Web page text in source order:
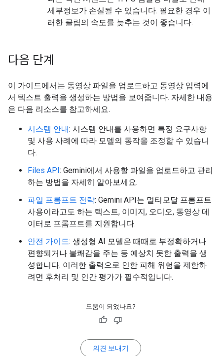
세부정보가 손실될 수 있습니다. 필요한 경우 이
러한 클립의 속도를 늦추는 것이 좋습니다.
다음 단계
이 가이드에서는 동영상 파일을 업로드하고 동영상 입력에
서 텍스트 출력을 생성하는 방법을 보여줍니다. 자세한 내용
은 다음 리소스를 참고하세요.
시스템 안내: 시스템 안내를 사용하면 특정 요구사항
및 사용 사례에 따라 모델의 동작을 조정할 수 있습니
다.
Files API: Gemini에서 사용할 파일을 업로드하고 관리
하는 방법을 자세히 알아보세요.
파일 프롬프트 전략: Gemini API는 멀티모달 프롬프트
사용이라고도 하는 텍스트, 이미지, 오디오, 동영상 데
이터로 프롬프트를 지원합니다.
안전 가이드: 생성형 AI 모델은 때때로 부정확하거나
편향되거나 불쾌감을 주는 등 예상치 못한 출력을 생
성합니다. 이러한 출력으로 인한 피해 위험을 제한하
려면 후처리 및 인간 평가가 필수적입니다.
도움이 되었나요?
의견 보내기